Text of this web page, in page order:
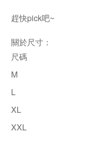
趕快pick吧~
關於尺寸：
尺碼
M
L
XL
XXL